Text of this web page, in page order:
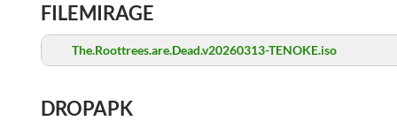
FILEMIRAGE
The.Roottrees.are.Dead.v20260313-TENOKE.iso
DROPAPK